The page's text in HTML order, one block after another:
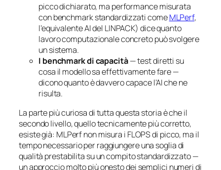
picco dichiarato, ma performance misurata
con benchmark standardizzati comeMLPerf,
l’equivalente AI del LINPACK) dice quanto
lavoro computazionale concreto può svolgere
un sistema.
I benchmark di capacità— test diretti su
cosa il modello sa effettivamente fare —
dicono quanto è davvero capace l’AI che ne
risulta.
La parte più curiosa di tutta questa storia è che il
secondo livello, quello tecnicamente più corretto,
esiste già: MLPerf non misura i FLOPS di picco, ma il
tempo necessario per raggiungere una soglia di
qualità prestabilita su un compito standardizzato —
un approccio molto più onesto dei semplici numeri di